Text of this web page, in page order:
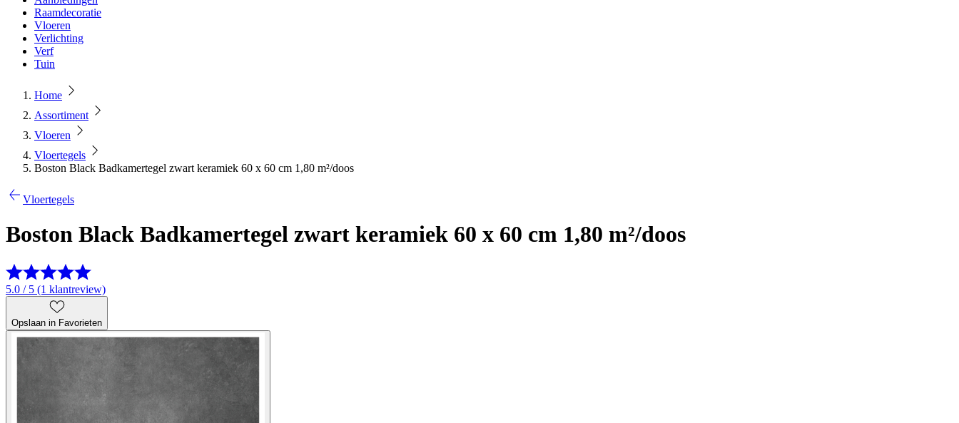
Raamdecoratie
Vloeren
Verlichting
Verf
Tuin
Home
Assortiment
Vloeren
Vloertegels
Boston Black Badkamertegel zwart keramiek 60 x 60 cm 1,80 m²/doos
Vloertegels
Boston Black Badkamertegel zwart keramiek 60 x 60 cm 1,80 m²/doos
5.0 / 5 (1 klantreview)
Opslaan in Favorieten